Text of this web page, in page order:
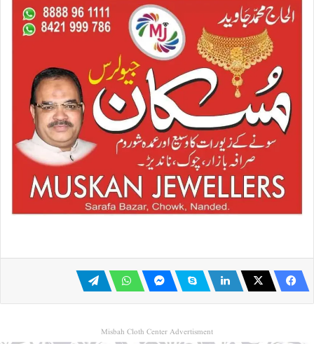
Misbah Cloth Center Advertisment